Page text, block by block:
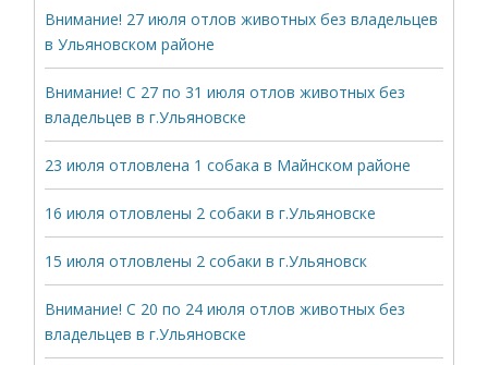
Внимание! 27 июля отлов животных без владельцев
в Ульяновском районе
Внимание! С 27 по 31 июля отлов животных без
владельцев в г.Ульяновске
23 июля отловлена 1 собака в Майнском районе
16 июля отловлены 2 собаки в г.Ульяновске
15 июля отловлены 2 собаки в г.Ульяновск
Внимание! С 20 по 24 июля отлов животных без
владельцев в г.Ульяновске